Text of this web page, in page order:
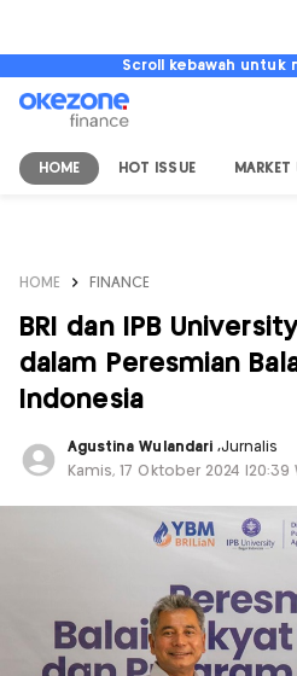
Scroll kebawah untuk
HOME HOT ISSUE MARKET
HOME FINANCE
BRI dan IPB
dalam Peresmian
Indonesia
Agustina Wulandari ,Jurnalis
Kamis, 17 Oktober 2024 |20:39